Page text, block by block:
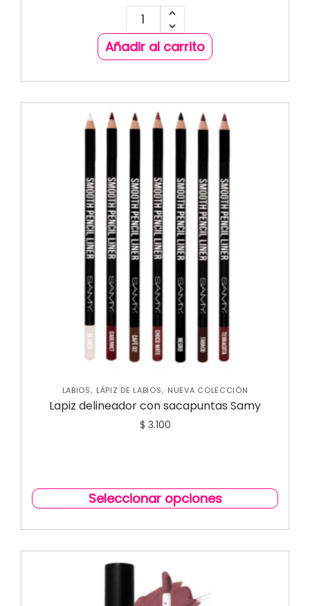
Añadir al carrito
LABIOS, LÁPIZ DE LABIOS, NUEVA COLECCIÓN
Lapiz delineador con sacapuntas Samy
$ 3.100
Seleccionar opciones